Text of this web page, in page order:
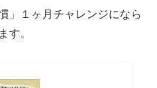
」１ヶ月チャレンジになら
す。